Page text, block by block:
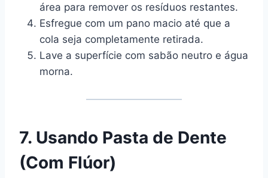
área para remover os resíduos restantes.
Esfregue com um pano macio até que a
cola seja completamente retirada.
Lave a superfície com sabão neutro e água
morna.
7. Usando Pasta de Dente
(Com Flúor)